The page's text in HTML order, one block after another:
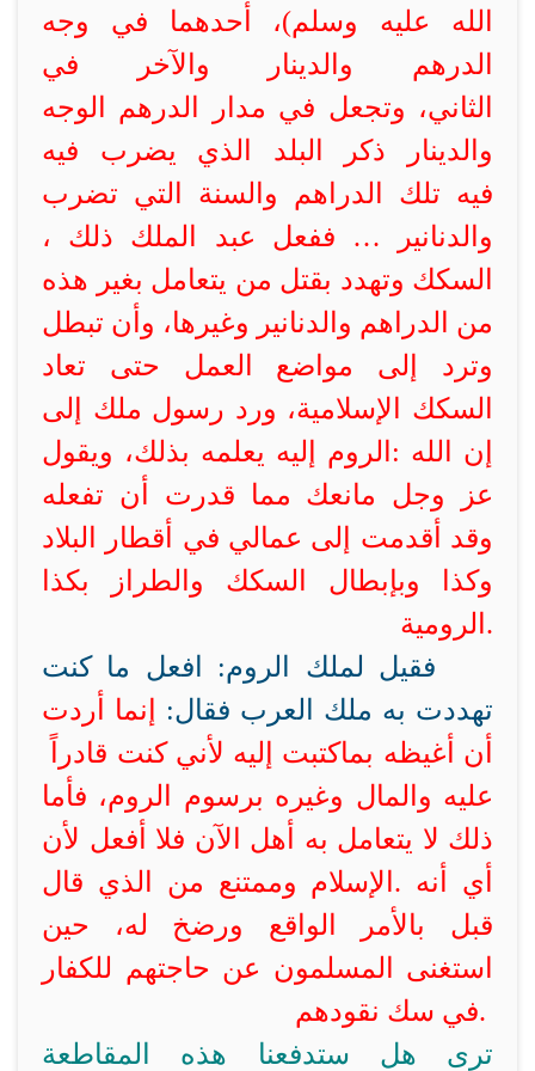
الله عليه وسلم)، أحدهما في وجه
الدرهم والدينار والآخر في
الوجه
الثاني، وتجعل في مدار الدرهم
والدينار ذكر البلد الذي يضرب فيه
والسنة التي تضرب
فيه تلك الدراهم
والدنانير … ففعل عبد الملك ذلك ،
وتهدد بقتل من يتعامل بغير هذه السكك
من الدراهم والدنانير وغيرها، وأن تبطل
وترد إلى مواضع العمل حتى تعاد
إلى
السكك الإسلامية، ورد رسول ملك
الروم إليه يعلمه بذلك، ويقول : إن الله
عز وجل مانعك مما قدرت أن تفعله
وقد أقدمت إلى عمالي في أقطار البلاد
بكذا
وكذا وبإبطال السكك والطراز
الرومية .
فقيل لملك الروم: افعل ما كنت
تهددت به ملك العرب فقال:
إنما أردت
أن أغيظه بماكتبت إليه لأني كنت قادراً
عليه والمال وغيره برسوم الروم، فأما
الآن فلا أفعل لأن
ذلك لا يتعامل به أهل
الإسلام وممتنع من الذي قال .
قبل بالأمر الواقع ورضخ له، حين
استغنى المسلمون عن حاجتهم للكفار
في سك نقودهم.
ترى هل ستدفعنا هذه المقاطعة